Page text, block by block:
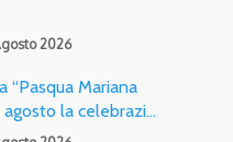
2026
“Pasqua Mariana
agosto la celebrazi…